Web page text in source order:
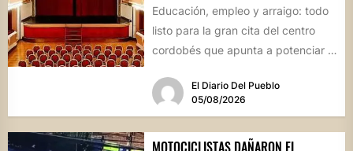
Educación, empleo y arraigo: todo
listo para la gran cita del centro
cordobés que apunta a potenciar el
El Diario Del Pueblo
05/08/2026
MOTOCICLISTAS DAÑARON EL